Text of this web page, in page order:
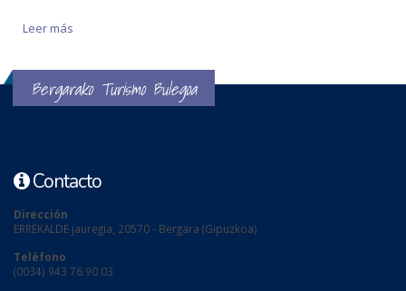
Leer más
Bergarako Turismo Bulegoa
Contacto
Dirección
ERREKALDE jauregia, 20570 - Bergara (Gipuzkoa)
Teléfono
(0034) 943 76 90 03